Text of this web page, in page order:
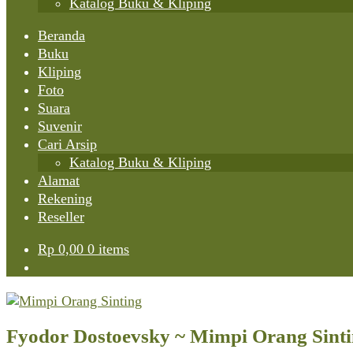
Katalog Buku & Kliping
Beranda
Buku
Kliping
Foto
Suara
Suvenir
Cari Arsip
Katalog Buku & Kliping
Alamat
Rekening
Reseller
Rp 0,00 0 items
Fyodor Dostoevsky ~ Mimpi Orang